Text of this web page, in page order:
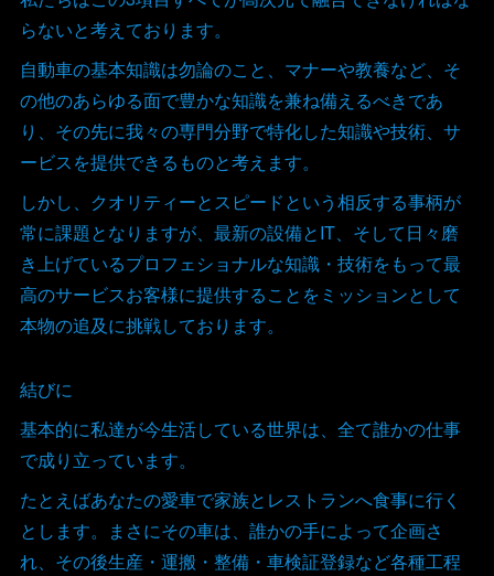
らないと考えております。
自動車の基本知識は勿論のこと、マナーや教養など、そ
の他のあらゆる面で豊かな知識を兼ね備えるべきであ
り、その先に我々の専門分野で特化した知識や技術、サ
ービスを提供できるものと考えます。
しかし、クオリティーとスピードという相反する事柄が
常に課題となりますが、最新の設備とIT、そして日々磨
き上げているプロフェショナルな知識・技術をもって最
高のサービスお客様に提供することをミッションとして
本物の追及に挑戦しております。
結びに
基本的に私達が今生活している世界は、全て誰かの仕事
で成り立っています。
たとえばあなたの愛車で家族とレストランへ食事に行く
とします。まさにその車は、誰かの手によって企画さ
れ、その後生産・運搬・整備・車検証登録など各種工程